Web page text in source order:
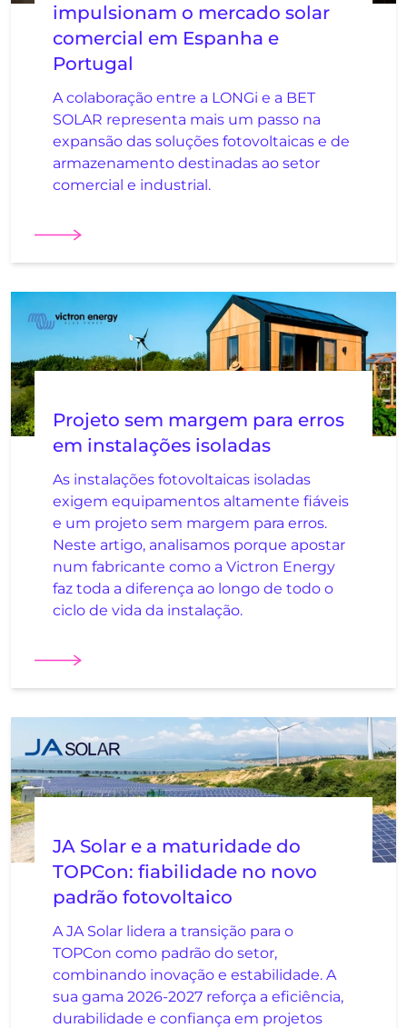
impulsionam o mercado solar
comercial em Espanha e
Portugal
A colaboração entre a LONGi e a BET
SOLAR representa mais um passo na
expansão das soluções fotovoltaicas e de
armazenamento destinadas ao setor
comercial e industrial.
Projeto sem margem para erros
em instalações isoladas
As instalações fotovoltaicas isoladas
exigem equipamentos altamente fiáveis
e um projeto sem margem para erros.
Neste artigo, analisamos porque apostar
num fabricante como a Victron Energy
faz toda a diferença ao longo de todo o
ciclo de vida da instalação.
JA Solar e a maturidade do
TOPCon: fiabilidade no novo
padrão fotovoltaico
A JA Solar lidera a transição para o
TOPCon como padrão do setor,
combinando inovação e estabilidade. A
sua gama 2026-2027 reforça a eficiência,
durabilidade e confiança em projetos